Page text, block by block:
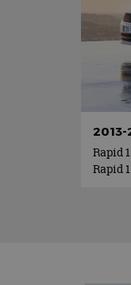
2013-
Rapid
Rapid